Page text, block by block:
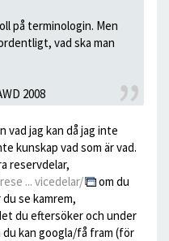
på terminologin. Men
vad ska man
2008
vad jag kan då jag inte
kunskap vad som är vad.
reservdelar,
... vicedelar/
om du
se kamrem,
du eftersöker och under
kan googla/få fram (för